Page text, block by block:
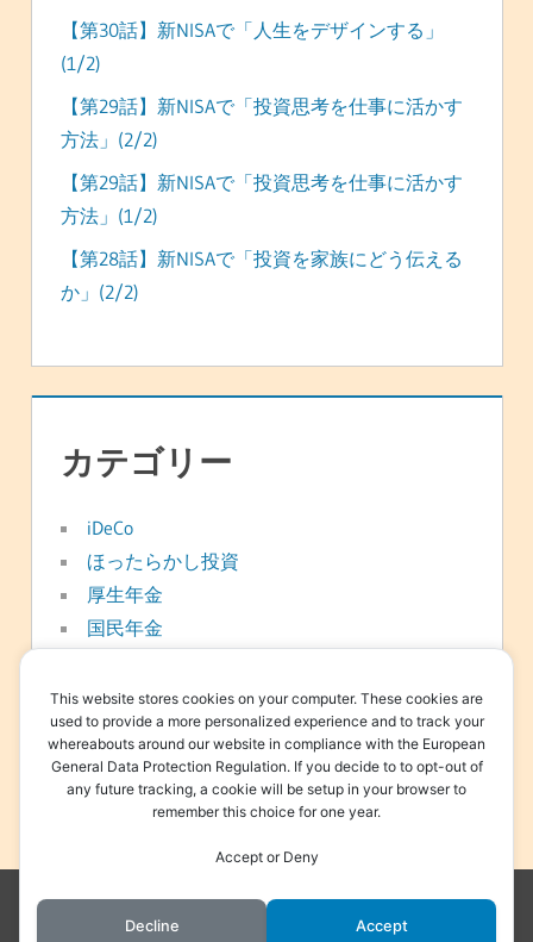
【第30話】新NISAで「人生をデザインする」
(1/2)
【第29話】新NISAで「投資思考を仕事に活かす
方法」(2/2)
【第29話】新NISAで「投資思考を仕事に活かす
方法」(1/2)
【第28話】新NISAで「投資を家族にどう伝える
か」(2/2)
カテゴリー
iDeCo
ほったらかし投資
厚生年金
国民年金
新NISA
日常
資産形成
退職金
WordPress Theme: Treville by ThemeZee.
This website stores cookies on your computer. These cookies are
used to provide a more personalized experience and to track your
whereabouts around our website in compliance with the European
General Data Protection Regulation. If you decide to to opt-out of
any future tracking, a cookie will be setup in your browser to
remember this choice for one year.
Accept or Deny
Decline Accept